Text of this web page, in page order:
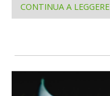
CONTINUA A LEGGERE